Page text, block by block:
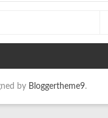
by Bloggertheme9.